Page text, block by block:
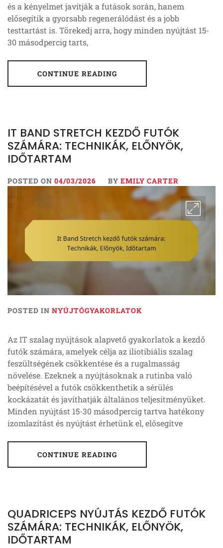
és a kényelmet javítják a futások során, hanem
elősegítik a gyorsabb regenerálódást és a jobb
testtartást is. Törekedj arra, hogy minden nyújtást 15-
30 másodpercig tarts,
CONTINUE READING
IT BAND STRETCH KEZDŐ FUTÓK
SZÁMÁRA: TECHNIKÁK, ELŐNYÖK,
IDŐTARTAM
POSTED ON 04/03/2026 BY EMILY CARTER
POSTED IN NYÚJTÓGYAKORLATOK
Az IT szalag nyújtások alapvető gyakorlatok a kezdő
futók számára, amelyek célja az iliotibiális szalag
feszültségének csökkentése és a rugalmasság
növelése. Ezeknek a nyújtásoknak a rutinba való
beépítésével a futók csökkenthetik a sérülés
kockázatát és javíthatják általános teljesítményüket.
Minden nyújtást 15-30 másodpercig tartva hatékony
izomlazítást és nyújtást érhetünk el, elősegítve
CONTINUE READING
QUADRICEPS NYÚJTÁS KEZDŐ FUTÓK
SZÁMÁRA: TECHNIKÁK, ELŐNYÖK,
IDŐTARTAM